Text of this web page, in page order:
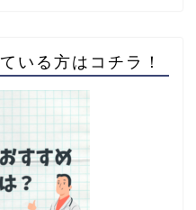
いる方はコチラ！